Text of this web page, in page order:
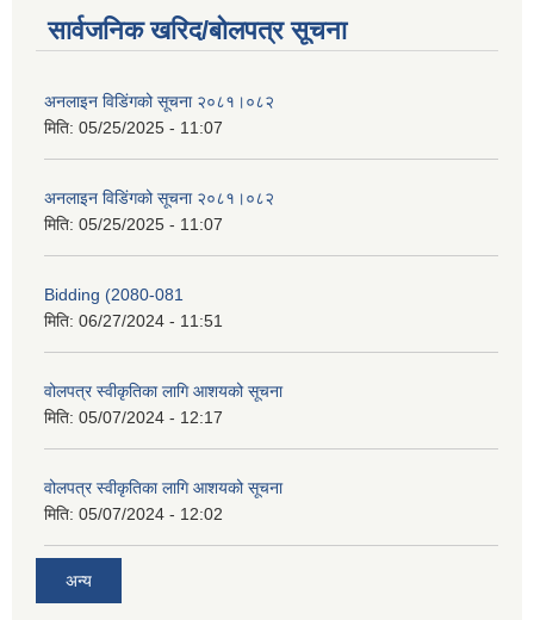
सार्वजनिक खरिद/बोलपत्र सूचना
अनलाइन विडि‌ं‍गको सूचना २०८१।०८२
मिति: 05/25/2025 - 11:07
अनलाइन विडि‌ं‍गको सूचना २०८१।०८२
मिति: 05/25/2025 - 11:07
Bidding (2080-081
मिति: 06/27/2024 - 11:51
वोलपत्र स्वीकृतिका लागि आशयको सूचना
मिति: 05/07/2024 - 12:17
वोलपत्र स्वीकृतिका लागि आशयको सूचना
मिति: 05/07/2024 - 12:02
अन्य